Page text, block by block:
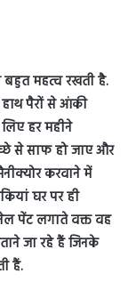
बहुत महत्व रखती है.
पैरों से आंकी
हर महीने
से साफ हो जाए और
करवाने में
घर पर ही
पेंट लगाते वक्त वह
जा रहे हैं जिनके
हैं.